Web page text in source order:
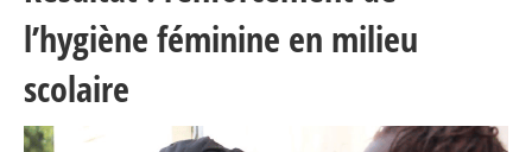
l’hygiène féminine en milieu
scolaire